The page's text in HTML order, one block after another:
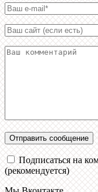
Подписаться на
(рекомендуется)